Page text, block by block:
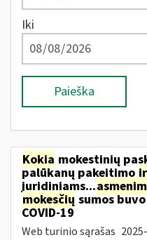
Iki
Paieška
Kokia mokestinių
palūkanų pakeitimo ir
juridiniams...
mokesčių sumos
COVID-19
Web turinio sąrašas